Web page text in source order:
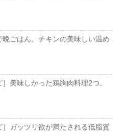
晩ごはん。チキンの美味しい温め
］美味しかった鶏胸肉料理2つ。
］ガッツリ欲が満たされる低脂質